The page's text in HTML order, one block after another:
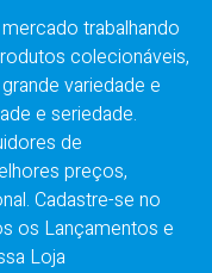
trabalhando
colecionáveis,
variedade e
e seriedade.
de
preços,
Cadastre-se no
os Lançamentos e
Loja